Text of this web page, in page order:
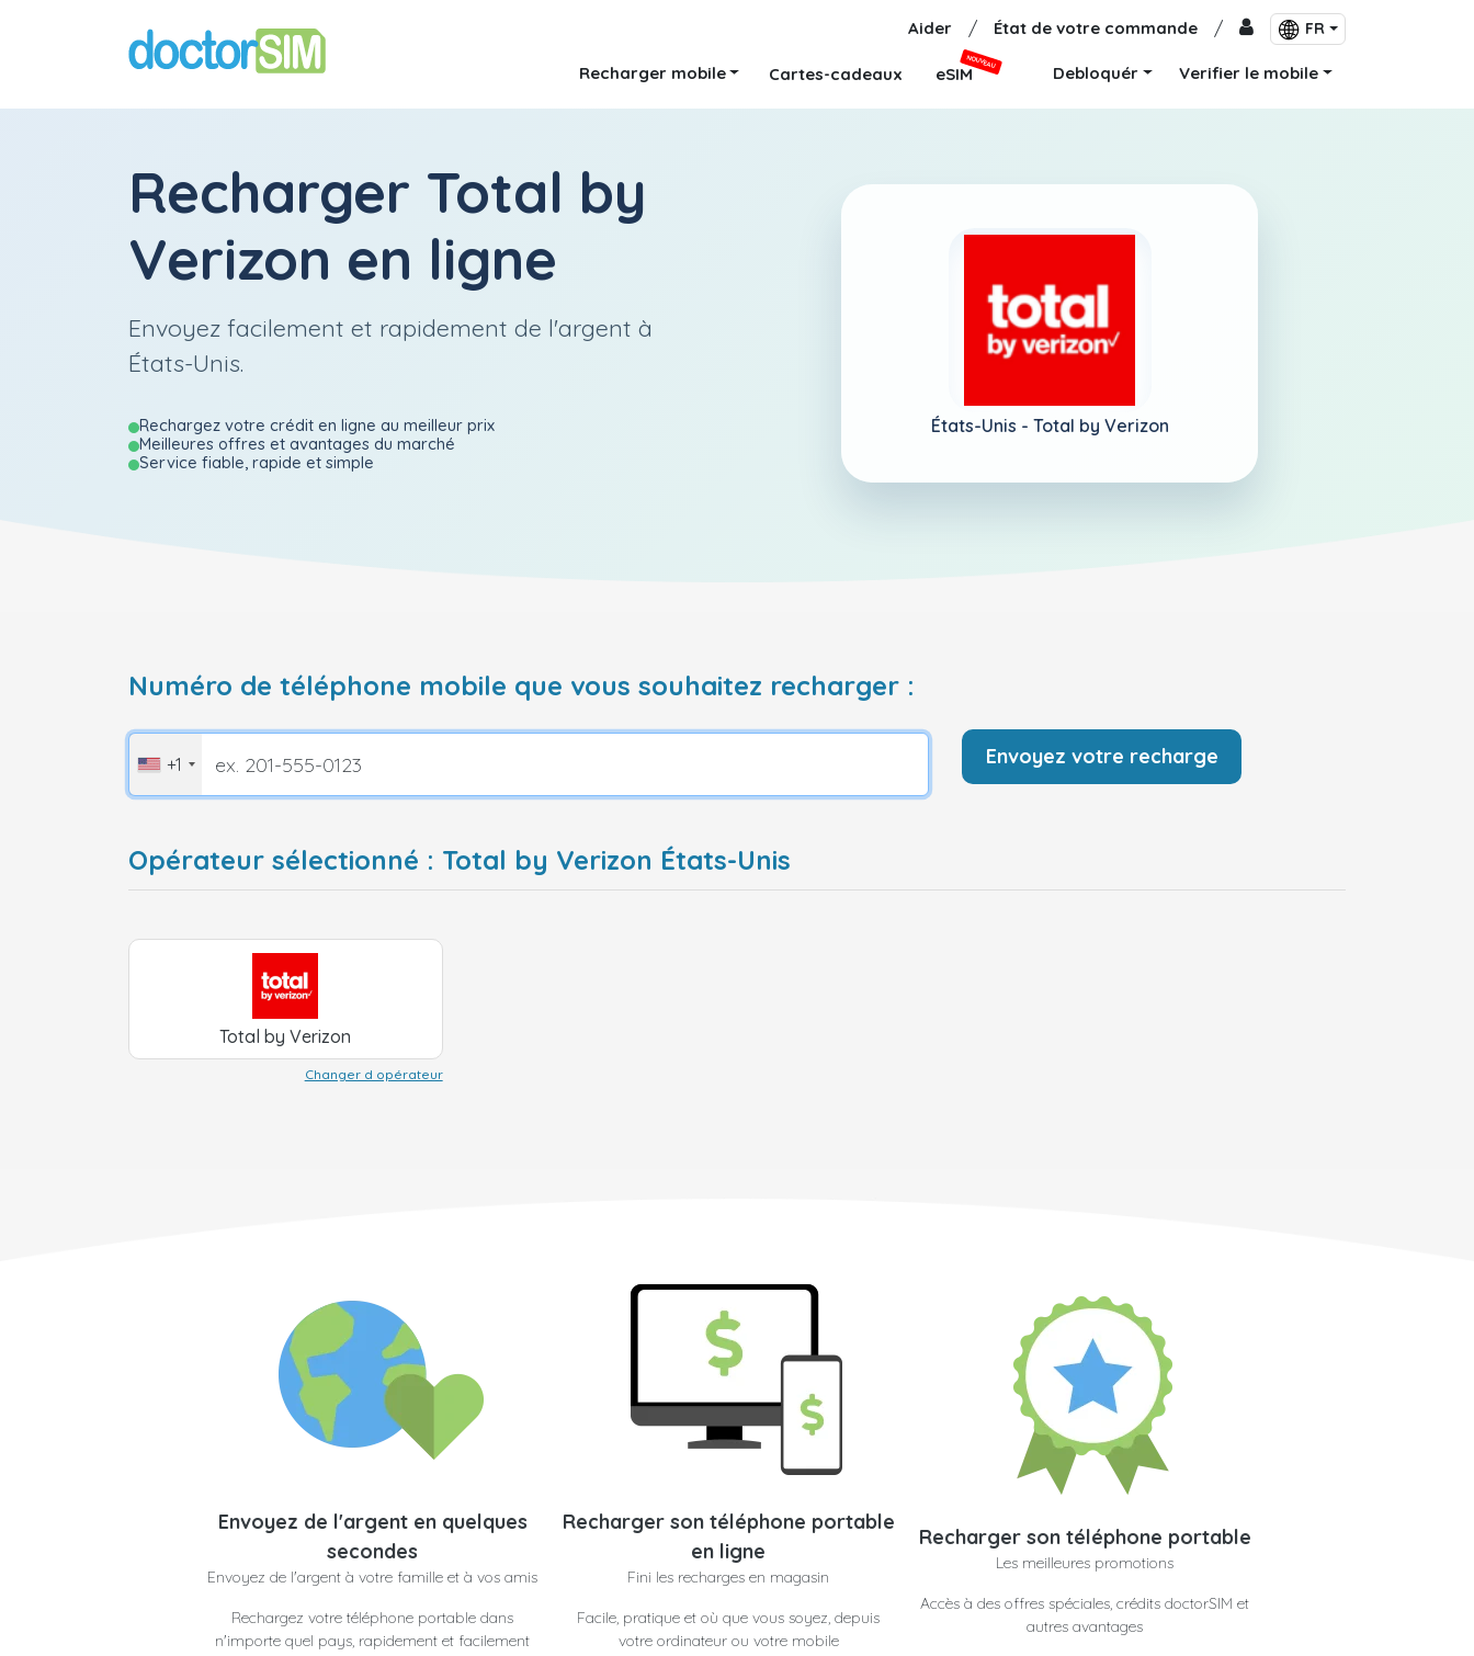
Aider / État de votre commande / FR
Recharger mobile Cartes-cadeaux eSIM
NOUVEAU
Debloquér Verifier le mobile
Recharger Total by
Verizon en ligne
Envoyez facilement et rapidement de l'argent à
États-Unis.
Rechargez votre crédit en ligne au meilleur prix
Meilleures offres et avantages du marché
Service fiable, rapide et simple
États-Unis - Total by Verizon
Numéro de téléphone mobile que vous souhaitez recharger :
+1 Envoyez votre recharge
Opérateur sélectionné : Total by Verizon États-Unis
Total by Verizon
Changer d opérateur
Envoyez de l'argent en quelques
secondes
Envoyez de l'argent à votre famille et à vos amis
Rechargez votre téléphone portable dans
n'importe quel pays, rapidement et facilement
Recharger son téléphone portable
en ligne
Fini les recharges en magasin
Facile, pratique et où que vous soyez, depuis
votre ordinateur ou votre mobile
Recharger son téléphone portable
Les meilleures promotions
Accès à des offres spéciales, crédits doctorSIM et
autres avantages